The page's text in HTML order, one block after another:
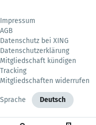
Impressum
AGB
Datenschutz bei XING
Datenschutzerklärung
Mitgliedschaft kündigen
Tracking
Mitgliedschaften widerrufen
Sprache Deutsch